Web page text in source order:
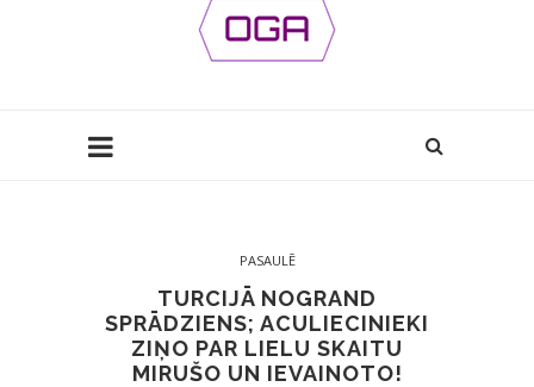
PASAULĒ
TURCIJĀ NOGRAND
SPRĀDZIENS; ACULIECINIEKI
ZIŅO PAR LIELU SKAITU
MIRUŠO UN IEVAINOTO!